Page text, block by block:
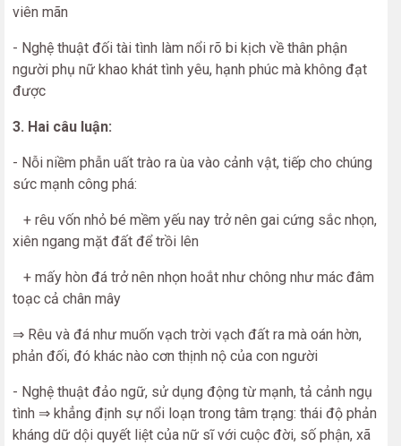
viên mãn
- Nghệ thuật đối tài tình làm nổi rõ bi kịch về thân phận
người phụ nữ khao khát tình yêu, hạnh phúc mà không đạt
được
3. Hai câu luận:
- Nỗi niềm phẫn uất trào ra ùa vào cảnh vật, tiếp cho chúng
sức mạnh công phá:
+ rêu vốn nhỏ bé mềm yếu nay trở nên gai cứng sắc nhọn,
xiên ngang mặt đất để trồi lên
+ mấy hòn đá trở nên nhọn hoắt như chông như mác đâm
toạc cả chân mây
⇒ Rêu và đá như muốn vạch trời vạch đất ra mà oán hờn,
phản đối, đó khác nào cơn thịnh nộ của con người
- Nghệ thuật đảo ngữ, sử dụng động từ mạnh, tả cảnh ngụ
tình ⇒ khẳng định sự nổi loạn trong tâm trạng: thái độ phản
kháng dữ dội quyết liệt của nữ sĩ với cuộc đời, số phận, xã